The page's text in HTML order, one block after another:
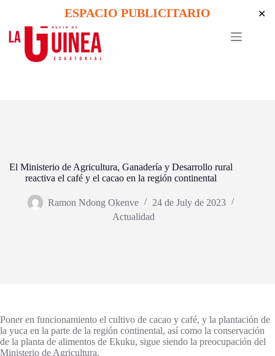
content
ESPACIO PUBLICITARIO ✕
El Ministerio de Agricultura, Ganadería y Desarrollo rural
reactiva el café y el cacao en la región continental
Ramon Ndong Okenve
24 de July de 2023
Actualidad
Poner en funcionamiento el cultivo de cacao y café, y la plantación de
la yuca en la parte de la región continental, así como la conservación
de la planta de alimentos de Ekuku, sigue siendo la preocupación del
Ministerio de Agricultura.